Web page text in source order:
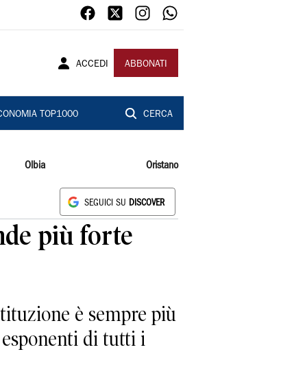
ACCEDI ABBONATI
TOP1000 CERCA
Olbia Oristano
SEGUICI SU DISCOVER
più forte
è sempre più
di tutti i